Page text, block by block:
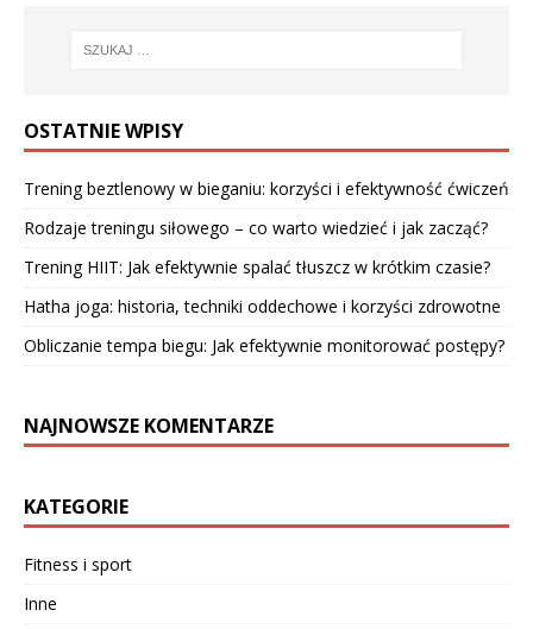
OSTATNIE WPISY
Trening beztlenowy w bieganiu: korzyści i efektywność ćwiczeń
Rodzaje treningu siłowego – co warto wiedzieć i jak zacząć?
Trening HIIT: Jak efektywnie spalać tłuszcz w krótkim czasie?
Hatha joga: historia, techniki oddechowe i korzyści zdrowotne
Obliczanie tempa biegu: Jak efektywnie monitorować postępy?
NAJNOWSZE KOMENTARZE
KATEGORIE
Fitness i sport
Inne